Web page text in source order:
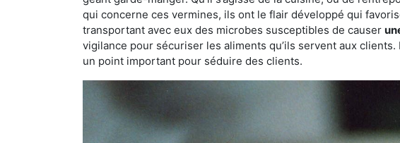
qui concerne ces vermines, ils ont le flair développé qui
transportant avec eux des microbes susceptibles de causer
vigilance pour sécuriser les aliments qu’ils servent aux
un point important pour séduire des clients.